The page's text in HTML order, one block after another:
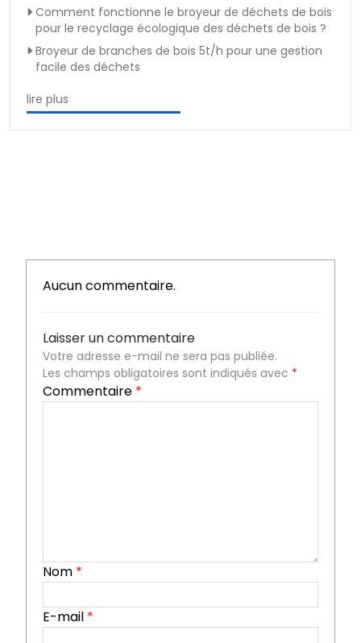
Comment fonctionne le broyeur de déchets de bois
pour le recyclage écologique des déchets de bois ?
Broyeur de branches de bois 5t/h pour une gestion
facile des déchets
lire plus
Aucun commentaire.
Laisser un commentaire
Votre adresse e-mail ne sera pas publiée.
Les champs obligatoires sont indiqués avec *
Commentaire *
Nom *
E-mail *